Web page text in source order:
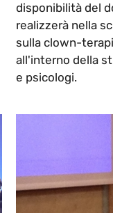
disponibilità del
realizzerà nella
sulla clown-
all'interno della
e psicologi.